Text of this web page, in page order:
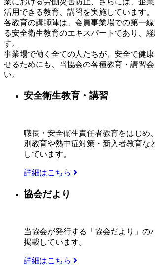
活用できる教育、講習を実施しています。
各教育の講師陣は、会員事業場での第一
る安全衛生教育のエキスパートであり、
す。
事業場で働く全ての人たちが、安全で健
せるためにも、当協会の各種教育・講習
い。
安全衛生教育・講習
職長・安全衛生責任者教育をはじめ
別教育や熱中症対策・新入者教育な
しています。
詳細はこちら
協会だより
当協会が発行する「協会だより」の
掲載しています。
詳細はこちら